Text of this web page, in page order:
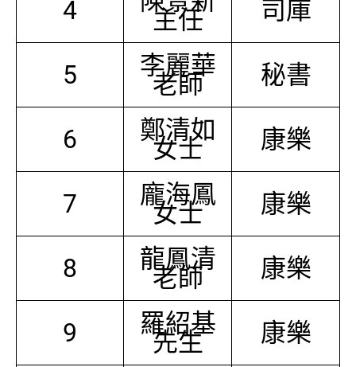
4 主任 司庫
5 李麗華
老師 秘書
6 鄭清如
女士 康樂
7 龐海鳳
女士 康樂
8 龍鳳清
老師 康樂
9 羅紹基
先生 康樂